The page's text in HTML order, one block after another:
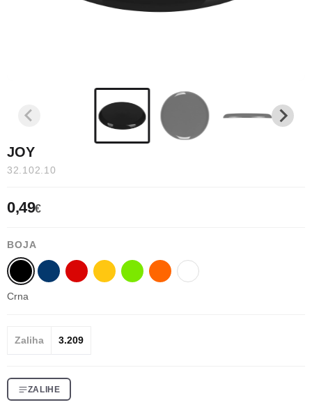
JOY
32.102.10
0,49€
BOJA
Crna
Zaliha 3.209
ZALIHE